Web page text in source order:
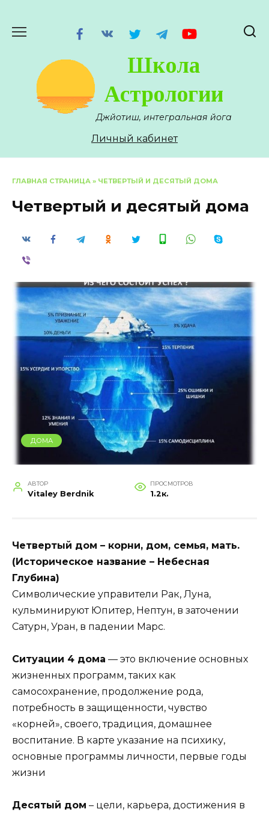
содержанию
Школа
Астрологии
Джйотиш, интегральная йога
Личный кабинет
ГЛАВНАЯ СТРАНИЦА » ЧЕТВЕРТЫЙ И ДЕСЯТЫЙ ДОМА
Четвертый и десятый дома
ДОМА
АВТОР
Vitaley Berdnik
ПРОСМОТРОВ
1.2к.
Четвертый дом – корни, дом, семья, мать.
(Историческое название – Небесная
Глубина)
Символические управители Рак, Луна,
кульминируют Юпитер, Нептун, в заточении
Сатурн, Уран, в падении Марс.
Ситуации 4 дома — это включение основных
жизненных программ, таких как
самосохранение, продолжение рода,
потребность в защищенности, чувство
«корней», своего, традиция, домашнее
воспитание. В карте указание на психику,
основные программы личности, первые годы
жизни
Десятый дом – цели, карьера, достижения в